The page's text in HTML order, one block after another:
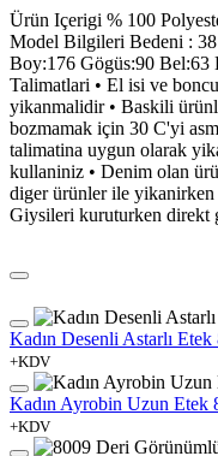
Ürün Içerigi % 100
Model Bilgileri Bedeni :
Boy:176 Gögüs:90 Bel:63
Talimatlari • El isi ve
yikanmalidir • Baskili
bozmamak için 30 C'yi
talimatina uygun olarak
kullaniniz • Denim olan
diger ürünler ile
Giysileri kuruturken direkt
Kadın Desenli Astarlı Etek
+KDV
Kadın Ayrobin Uzun Etek
+KDV